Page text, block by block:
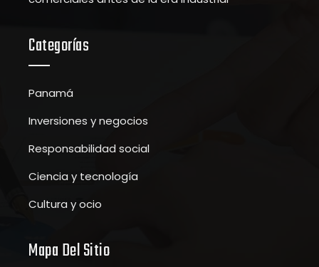
Categorías
Panamá
Inversiones y negocios
Responsabilidad social
Ciencia y tecnología
Cultura y ocio
Mapa Del Sitio